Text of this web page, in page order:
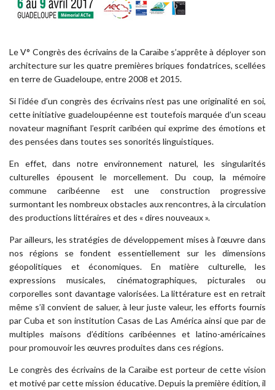
Le V° Congrès des écrivains de la Caraïbe s’apprête à déployer son
architecture sur les quatre premières briques fondatrices, scellées
en terre de Guadeloupe, entre 2008 et 2015.
Si l’idée d’un congrès des écrivains n’est pas une originalité en soi,
cette initiative guadeloupéenne est toutefois marquée d’un sceau
novateur magnifiant l’esprit caribéen qui exprime des émotions et
des pensées dans toutes ses sonorités linguistiques.
En effet, dans notre environnement naturel, les singularités
culturelles épousent le morcellement. Du coup, la mémoire
commune caribéenne est une construction progressive
surmontant les nombreux obstacles aux rencontres, à la circulation
des productions littéraires et des « dires nouveaux ».
Par ailleurs, les stratégies de développement mises à l‘œuvre dans
nos régions se fondent essentiellement sur les dimensions
géopolitiques et économiques. En matière culturelle, les
expressions musicales, cinématographiques, picturales ou
corporelles sont davantage valorisées. La littérature est en retrait
même s’il convient de saluer, à leur juste valeur, les efforts fournis
par Cuba et son institution Casas de Las América ainsi que par de
multiples maisons d’éditions caribéennes et latino-américaines
pour promouvoir les œuvres produites dans ces régions.
Le congrès des écrivains de la Caraïbe est porteur de cette vision
et motivé par cette mission éducative. Depuis la première édition, il